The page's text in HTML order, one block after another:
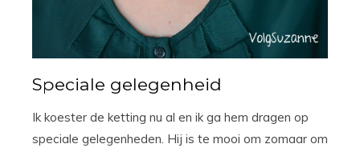
Speciale gelegenheid
Ik koester de ketting nu al en ik ga hem dragen op
speciale gelegenheden. Hij is te mooi om zomaar om